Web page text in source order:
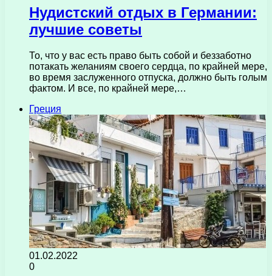
Нудистский отдых в Германии:
лучшие советы
То, что у вас есть право быть собой и беззаботно
потакать желаниям своего сердца, по крайней мере,
во время заслуженного отпуска, должно быть голым
фактом. И все, по крайней мере,…
Греция
01.02.2022
0